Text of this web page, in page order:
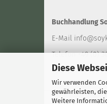
Diese
Wir verwenden
gewährleisten,
Weitere
Buchhandlung
E-Mail
Telefon +49 (0)
Telefax +49 (0)